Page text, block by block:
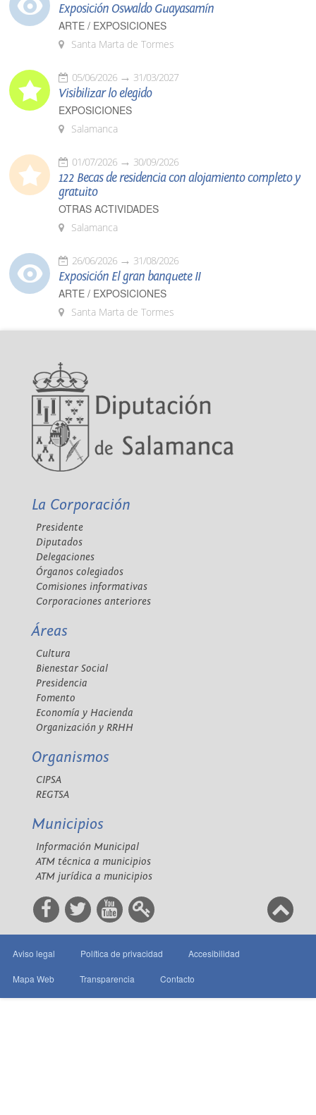
Exposición Oswaldo Guayasamín
ARTE / EXPOSICIONES
Santa Marta de Tormes
05/06/2026 31/03/2027
Visibilizar lo elegido
EXPOSICIONES
Salamanca
01/07/2026 30/09/2026
122 Becas de residencia con alojamiento completo y
gratuito
OTRAS ACTIVIDADES
Salamanca
26/06/2026 31/08/2026
Exposición El gran banquete II
ARTE / EXPOSICIONES
Santa Marta de Tormes
La Corporación
Presidente
Diputados
Delegaciones
Órganos colegiados
Comisiones informativas
Corporaciones anteriores
Áreas
Cultura
Bienestar Social
Presidencia
Fomento
Economía y Hacienda
Organización y RRHH
Organismos
CIPSA
REGTSA
Municipios
Información Municipal
ATM técnica a municipios
ATM jurídica a municipios
Aviso legal Política de privacidad Accesibilidad
Mapa Web Transparencia Contacto